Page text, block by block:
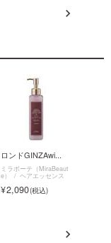
ロンドGINZAwi...
ミラボーテ（MiraBeaut
e） ヘアエッセンス
2,090